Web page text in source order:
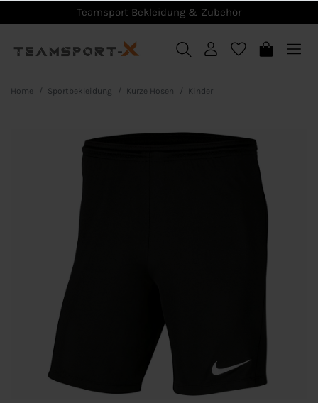
Teamsport Bekleidung & Zubehör
Home Sportbekleidung Kurze Hosen Kinder